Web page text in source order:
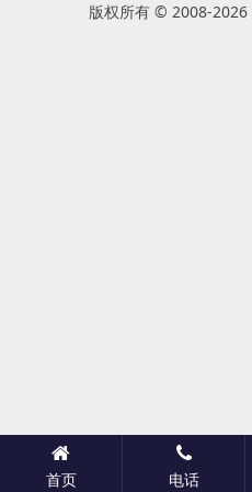
版权所有 © 2008-
首页 电话